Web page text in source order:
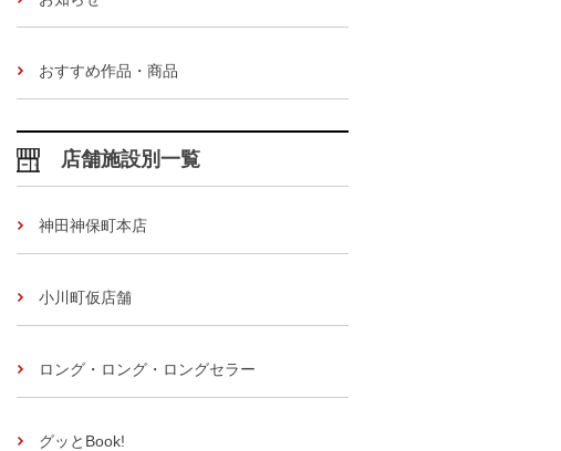
おすすめ作品・商品
店舗施設別一覧
神田神保町本店
小川町仮店舗
ロング・ロング・ロングセラー
グッとBook!